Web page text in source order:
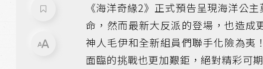
《海洋奇緣2》正式預告呈現海洋公
命，然而最新大反派的登場，也造
神人毛伊和全新組員們聯手化險為
面臨的挑戰也更加艱鉅，絕對精彩可期